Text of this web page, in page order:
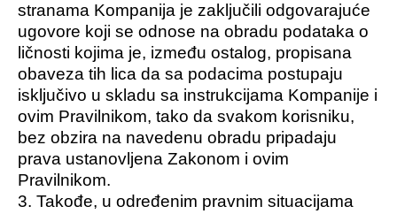
stranama Kompanija je zaključili odgovarajuće
ugovore koji se odnose na obradu podataka o
ličnosti kojima je, između ostalog, propisana
obaveza tih lica da sa podacima postupaju
isključivo u skladu sa instrukcijama Kompanije i
ovim Pravilnikom, tako da svakom korisniku,
bez obzira na navedenu obradu pripadaju
prava ustanovljena Zakonom i ovim
Pravilnikom.
3. Takođe, u određenim pravnim situacijama